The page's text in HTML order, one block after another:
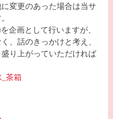
変更のあった場合は当サ
企画として行いますが、
、話のきっかけと考え、
り上がっていただければ
茶箱